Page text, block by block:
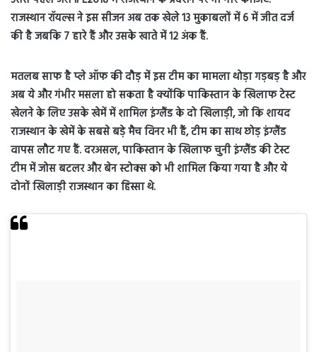
राजस्थान रॉयल्स ने इस सीजन अब तक खेले 13 मुकाबलों में 6 में जीत दर्ज
की है जबकि 7 हारे हैं और उसके खाते में 12 अंक हैं.
मतलब साफ है प्ले ऑफ की दौड़ में इस टीम का मामला थोड़ा गड़बड़ है और
अब ये और गंभीर मसला हो सकता है क्योंकि पाकिस्तान के खिलाफ टेस्ट
खेलने के लिए उसके खेमें में शामिल इंग्लैंड के दो खिलाड़ी, जो कि शायद
राजस्थान के खेमें के सबसे बड़े मैच विनर भी हैं, टीम का साथ छोड़ इंग्लैंड
वापस लौट गए हैं. दरअसल, पाकिस्तान के खिलाफ चुनी इंग्लैंड की टेस्ट
टीम में जोस बटलर और बेन स्टोक्स को भी शामिल किया गया है और ये
दोनों खिलाड़ी राजस्थान का हिस्सा थे.